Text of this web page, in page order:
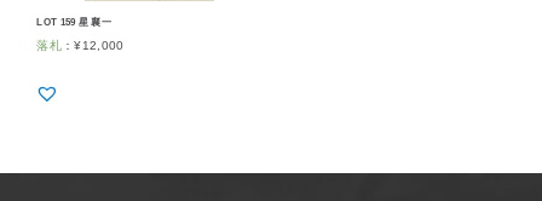
LOT 159 星 襄一
落札 ：¥12,000